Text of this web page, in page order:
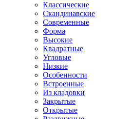
Классические
Скандинавские
Современные
Форма
Высокие
Квадратные
Угловые
Низкие
Особенности
Встроенные
Из кладовки
Закрытые
Открытые